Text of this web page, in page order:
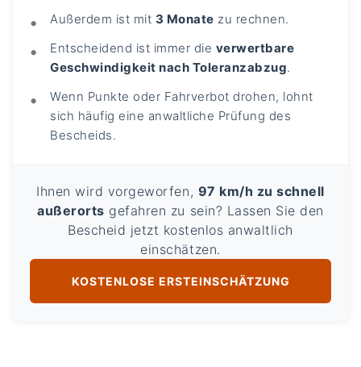
Außerdem ist mit 3 Monate zu rechnen.
Entscheidend ist immer die verwertbare
Geschwindigkeit nach Toleranzabzug.
Wenn Punkte oder Fahrverbot drohen, lohnt
sich häufig eine anwaltliche Prüfung des
Bescheids.
Ihnen wird vorgeworfen, 97 km/h zu schnell
außerorts gefahren zu sein? Lassen Sie den
Bescheid jetzt kostenlos anwaltlich
einschätzen.
KOSTENLOSE ERSTEINSCHÄTZUNG